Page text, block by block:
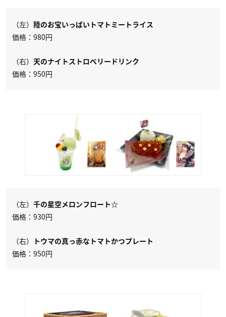
（左） 陸のお宝いっぱいトマトミートライス
価格：980円
（右） 天のナイトストロベリードリンク
価格：950円
（左） 千の星空メロンフロート☆
価格：930円
（右） トウマの真っ赤なトマトかつプレート
価格：950円